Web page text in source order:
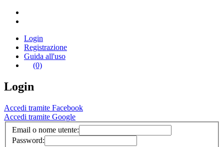
Login
Registrazione
Guida all'uso
(0)
Login
Accedi tramite Facebook
Accedi tramite Google
Email o nome utente:
Password: